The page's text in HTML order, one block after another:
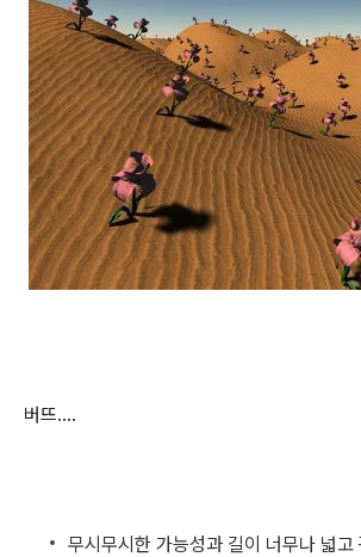
버뜨....
무시무시한 가능성과 길이 너무나 넓고